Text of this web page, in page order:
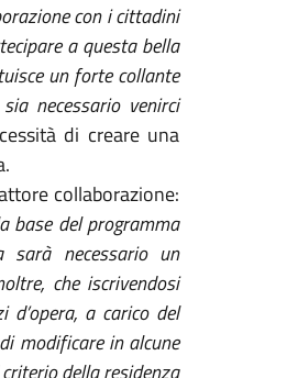
con i cittadini
a questa bella
un forte collante
necessario venirci
di creare una
collaborazione:
base del programma
sarà necessario un
che iscrivendosi
a carico del
modificare in alcune
della residenza